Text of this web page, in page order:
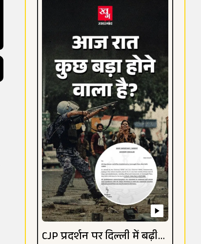
CJP प्रदर्शन पर दिल्ली में बढ़ी